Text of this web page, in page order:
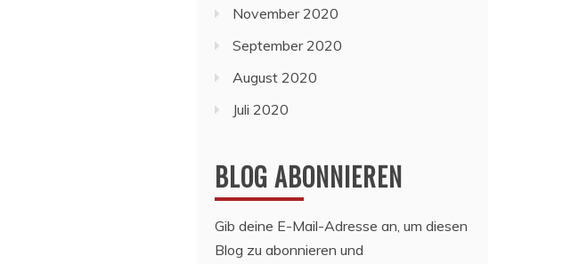
November 2020
September 2020
August 2020
Juli 2020
BLOG ABONNIEREN
Gib deine E-Mail-Adresse an, um diesen
Blog zu abonnieren und